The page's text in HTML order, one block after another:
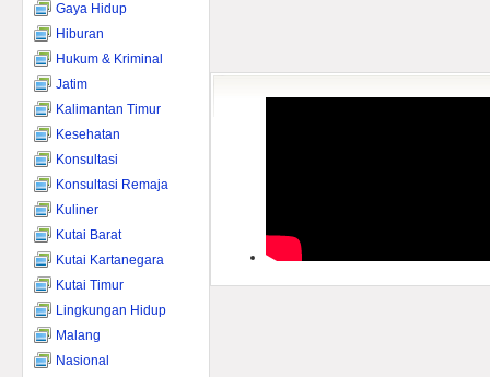
Gaya Hidup
Hiburan
Hukum & Kriminal
Jatim
Kalimantan Timur
Kesehatan
Konsultasi
Konsultasi Remaja
Kuliner
Kutai Barat
Kutai Kartanegara
Kutai Timur
Lingkungan Hidup
Malang
Nasional